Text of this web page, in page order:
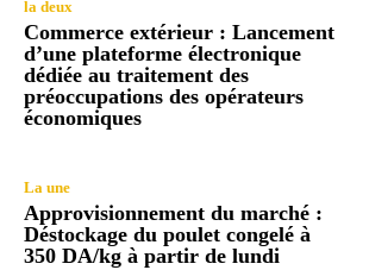
la deux
Commerce extérieur : Lancement
d’une plateforme électronique
dédiée au traitement des
préoccupations des opérateurs
économiques
La une
Approvisionnement du marché :
Déstockage du poulet congelé à
350 DA/kg à partir de lundi